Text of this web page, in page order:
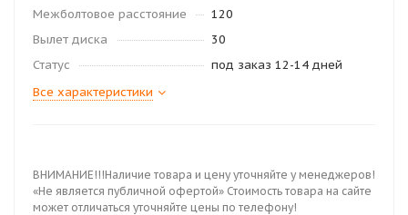
Межболтовое расстояние
120
Вылет диска
30
Статус
под заказ 12-14 дней
Все характеристики
ВНИМАНИЕ!!!Наличие товара и цену уточняйте у менеджеров!
«Не является публичной офертой» Стоимость товара на сайте
может отличаться уточняйте цены по телефону!